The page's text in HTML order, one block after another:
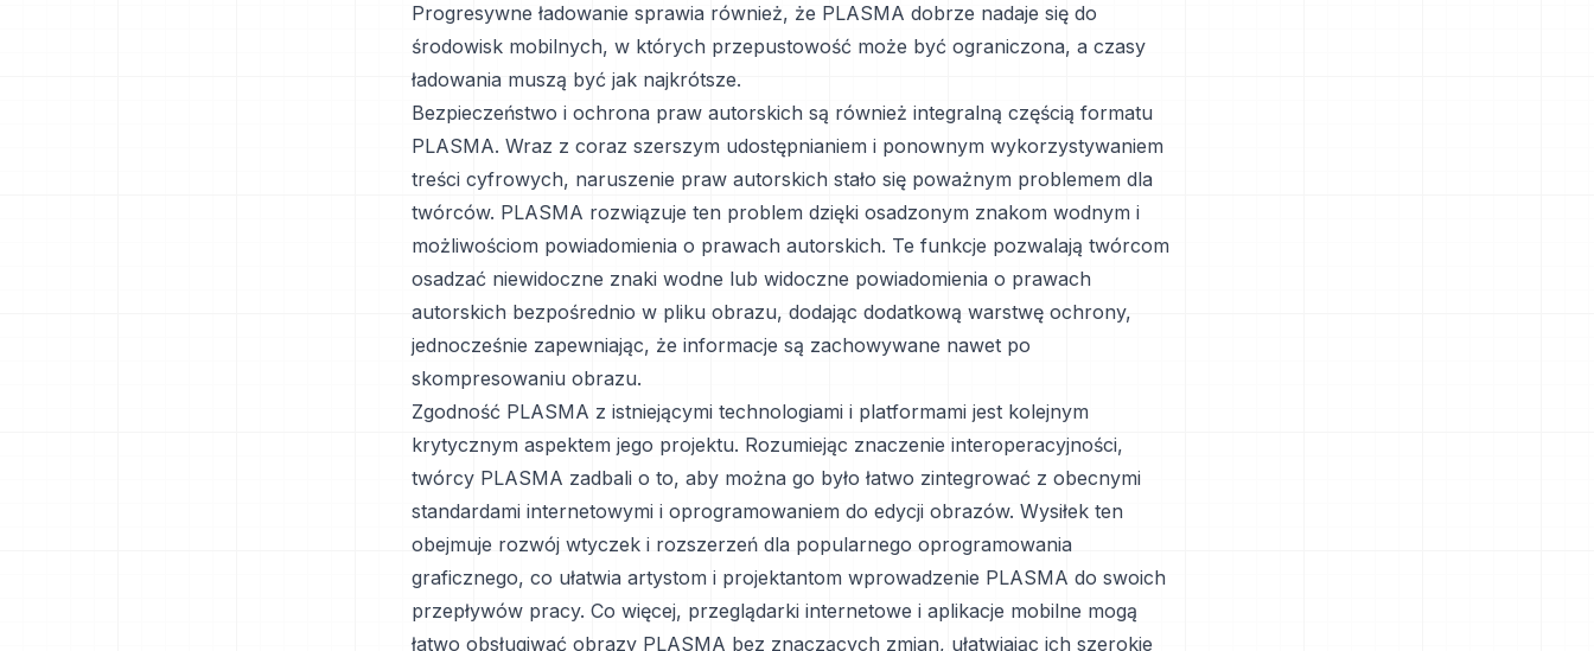
Progresywne ładowanie sprawia również, że PLASMA dobrze nadaje się do
środowisk mobilnych, w których przepustowość może być ograniczona, a czasy
ładowania muszą być jak najkrótsze.
Bezpieczeństwo i ochrona praw autorskich są również integralną częścią formatu
PLASMA. Wraz z coraz szerszym udostępnianiem i ponownym wykorzystywaniem
treści cyfrowych, naruszenie praw autorskich stało się poważnym problemem dla
twórców. PLASMA rozwiązuje ten problem dzięki osadzonym znakom wodnym i
możliwościom powiadomienia o prawach autorskich. Te funkcje pozwalają twórcom
osadzać niewidoczne znaki wodne lub widoczne powiadomienia o prawach
autorskich bezpośrednio w pliku obrazu, dodając dodatkową warstwę ochrony,
jednocześnie zapewniając, że informacje są zachowywane nawet po
skompresowaniu obrazu.
Zgodność PLASMA z istniejącymi technologiami i platformami jest kolejnym
krytycznym aspektem jego projektu. Rozumiejąc znaczenie interoperacyjności,
twórcy PLASMA zadbali o to, aby można go było łatwo zintegrować z obecnymi
standardami internetowymi i oprogramowaniem do edycji obrazów. Wysiłek ten
obejmuje rozwój wtyczek i rozszerzeń dla popularnego oprogramowania
graficznego, co ułatwia artystom i projektantom wprowadzenie PLASMA do swoich
przepływów pracy. Co więcej, przeglądarki internetowe i aplikacje mobilne mogą
łatwo obsługiwać obrazy PLASMA bez znaczących zmian, ułatwiając ich szerokie